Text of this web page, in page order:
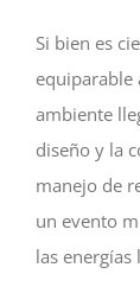
Si bien es
equiparable
ambiente
diseño y la
manejo de
un evento
las